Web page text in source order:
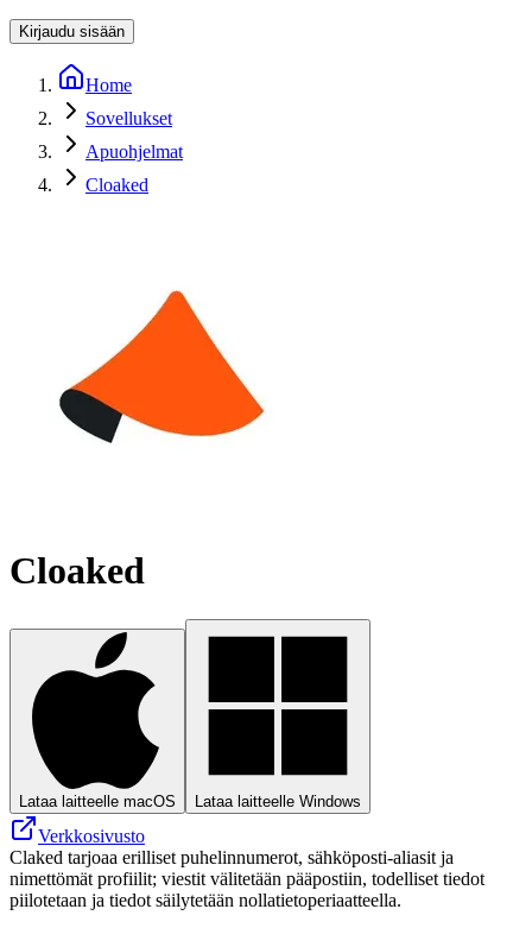
Kirjaudu sisään
Home
Sovellukset
Apuohjelmat
Cloaked
Cloaked
Lataa laitteelle macOS Lataa laitteelle Windows
Verkkosivusto
Claked tarjoaa erilliset puhelinnumerot, sähköposti‑aliasit ja
nimettömät profiilit; viestit välitetään pääpostiin, todelliset tiedot
piilotetaan ja tiedot säilytetään nollatietoperiaatteella.